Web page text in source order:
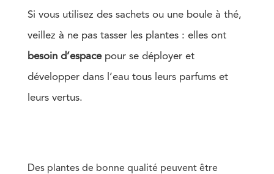
Si vous utilisez des sachets ou une boule à thé,
veillez à ne pas tasser les plantes : elles ont
besoin d’espacepour se déployer et
développer dans l’eau tous leurs parfums et
leurs vertus.
Des plantes de bonne qualité peuvent être